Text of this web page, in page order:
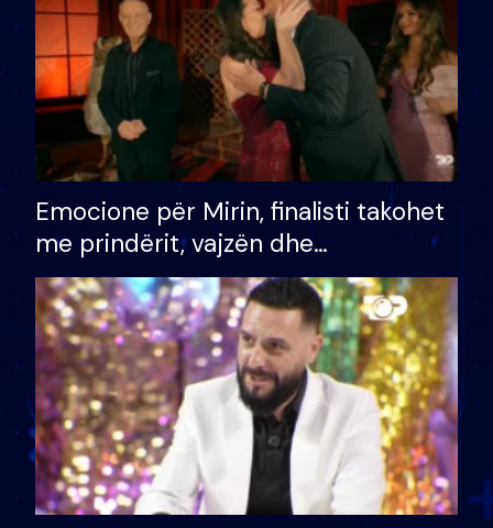
Emocione për Mirin, finalisti takohet
me prindërit, vajzën dhe
bashkëshorten: S’kemi ndonjë letër
divorci apo jo?